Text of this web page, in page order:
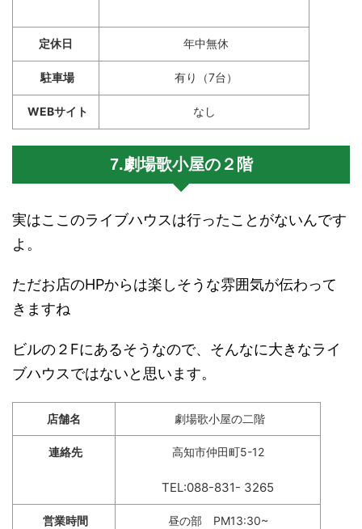
定休日 年中無休
駐車場 有り（7台）
WEBサイト なし
7.劇場歌小屋の２階
実はここのライブハウスは行ったことがないんです
よ。
ただお店のHPからは楽しそうな雰囲気が伝わって
きますね
ビルの２Fにあるそうなので、そんなに大きなライ
ブハウスではないと思います。
店舗名 劇場歌小屋の二階
連絡先 高知市仲田町5-12
TEL:088-831- 3265
営業時間 昼の部 PM13:30~